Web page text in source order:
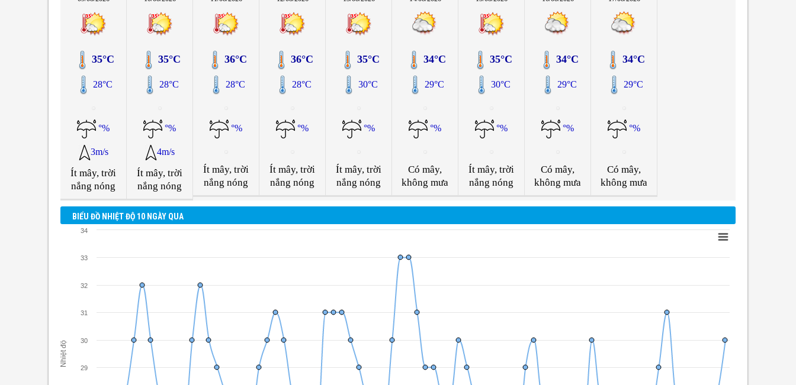
35°C
28°C
°%
3m/s
Ít mây, trời
nắng nóng
35°C
28°C
°%
4m/s
Ít mây, trời
nắng nóng
36°C
28°C
°%
Ít mây, trời
nắng nóng
36°C
28°C
°%
Ít mây, trời
nắng nóng
35°C
30°C
°%
Ít mây, trời
nắng nóng
34°C
29°C
°%
Có mây,
không mưa
35°C
30°C
°%
Ít mây, trời
nắng nóng
34°C
29°C
°%
Có mây,
không mưa
34°C
29°C
°%
Có mây,
không mưa
BIỂU ĐỒ NHIỆT ĐỘ 10 NGÀY QUA
Nhiệt độ
29
30
31
32
33
34